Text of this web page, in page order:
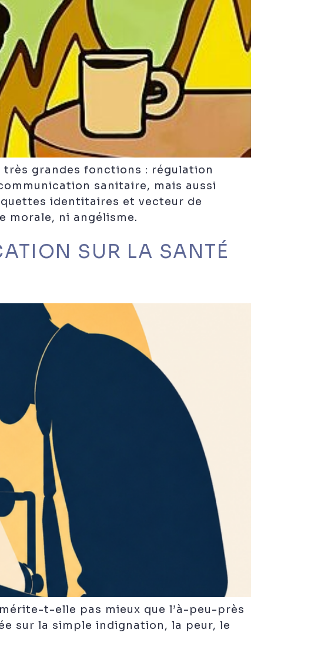
grandes fonctions : régulation
sanitaire, mais aussi
identitaires et vecteur de
ni angélisme.
SUR LA SANTÉ
t-elle pas mieux que l’à-peu-près
sur la simple indignation, la peur, le